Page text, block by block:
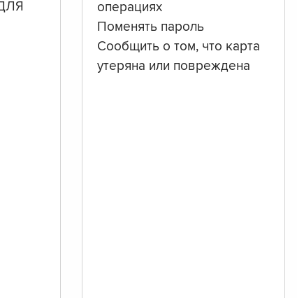
операциях
Поменять пароль
Сообщить о том, что карта
утеряна или повреждена